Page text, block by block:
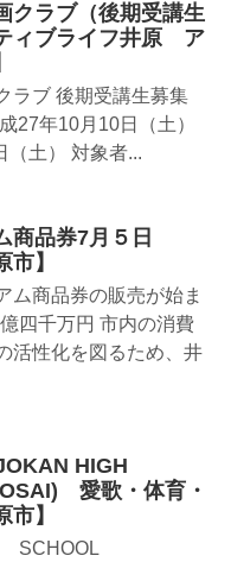
クラブ（後期受講生
ィブライフ井原 ア
ラブ 後期受講生募集
27年10月10日（土）
（土） 対象者...
商品券7月５日
市】
ム商品券の販売が始ま
四千万円 市内の消費
活性化を図るため、井
HIGH
愛歌・体育・
】
SCHOOL